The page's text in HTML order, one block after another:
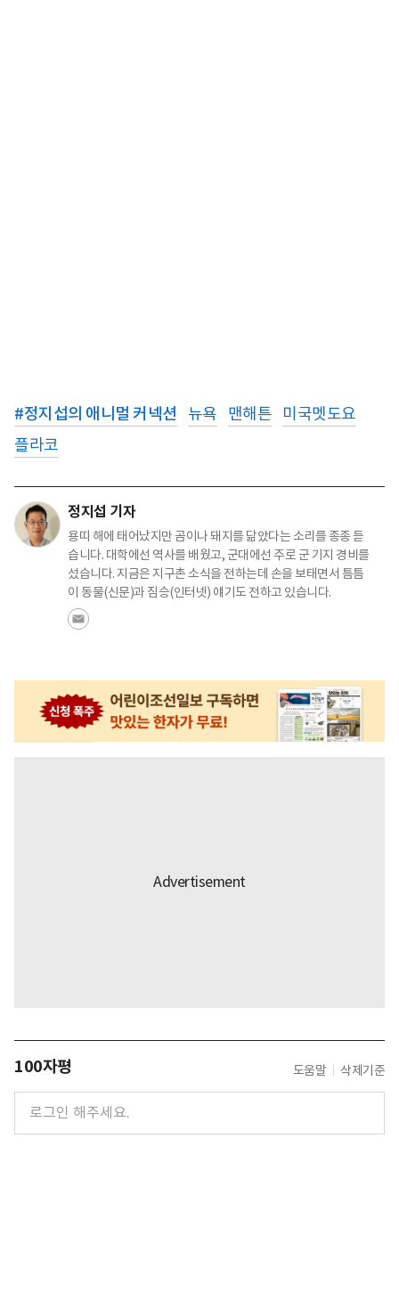
#정지섭의 애니멀 커넥션 뉴욕 맨해튼 미국멧도요
플라코
정지섭 기자
용띠 해에 태어났지만 곰이나 돼지를 닮았다는 소리를 종종 듣
습니다. 대학에선 역사를 배웠고, 군대에선 주로 군 기지 경비를
섰습니다. 지금은 지구촌 소식을 전하는데 손을 보태면서 틈틈
이 동물(신문)과 짐승(인터넷) 얘기도 전하고 있습니다.
100자평 도움말 삭제기준